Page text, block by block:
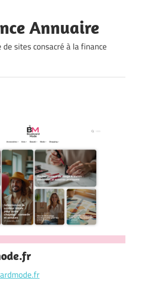
Annuaire
de sites consacré à la finance